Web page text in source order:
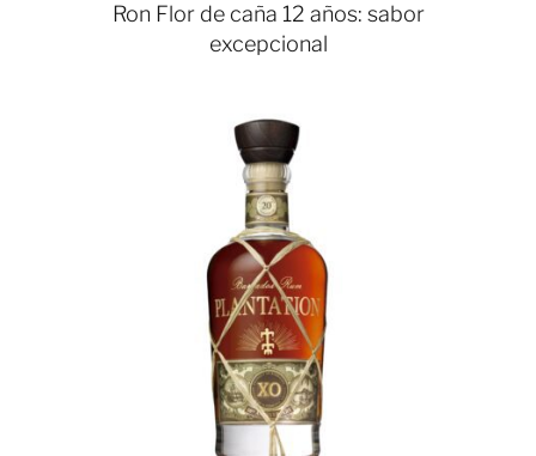
Ron Flor de caña 12 años: sabor
excepcional